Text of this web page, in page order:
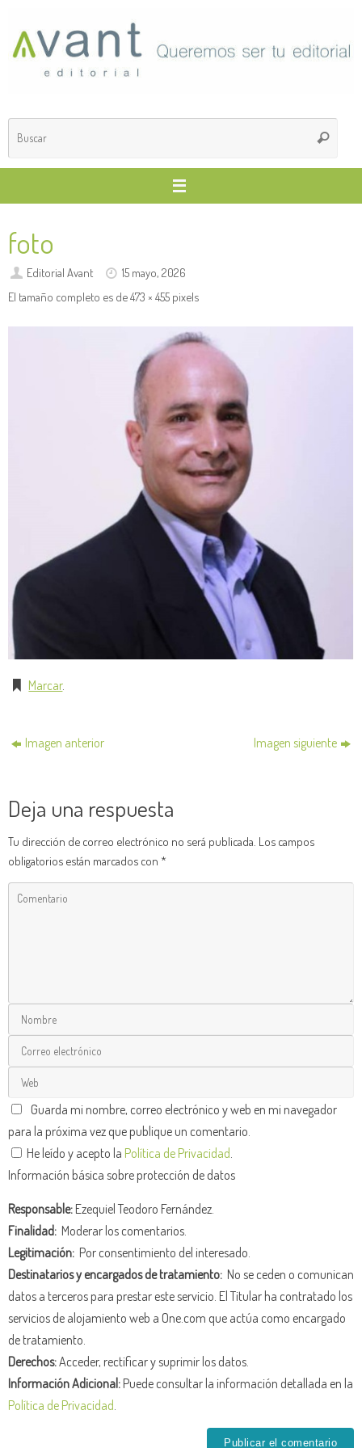
contenido
Buscar
foto
Editorial Avant
15 mayo, 2026
El tamaño completo es de473 × 455 pixels
Marcar.
Imagen anterior Imagen siguiente
Deja una respuesta
Tu dirección de correo electrónico no será publicada. Los campos
obligatorios están marcados con *
Guarda mi nombre, correo electrónico y web en mi navegador
para la próxima vez que publique un comentario.
He leído y acepto la Política de Privacidad
Información básica sobre protección de datos
Responsable:Ezequiel Teodoro Fernández.
Finalidad: Moderar los comentarios.
Legitimación: Por consentimiento del interesado.
Destinatarios y encargados de tratamiento: No se ceden o comunican
datos a terceros para prestar este servicio. El Titular ha contratado los
servicios de alojamiento web a One.com que actúa como encargado
de tratamiento.
Derechos:Acceder, rectificar y suprimir los datos.
Información Adicional:Puede consultar la información detallada en la
Política de Privacidad